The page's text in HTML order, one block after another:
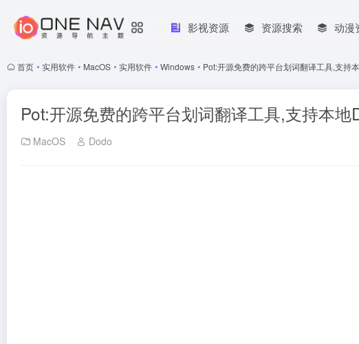
影视资源 资源搜索 动漫
首页 • 实用软件 • MacOS • 实用软件 • Windows • Pot:开源免费的跨平台划词翻译工具,支持
Pot:开源免费的跨平台划词翻译工具,支持本
MacOS Dodo